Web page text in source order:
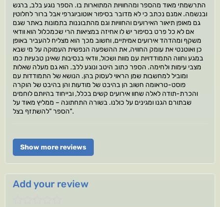
התרשמתי מאוד מהספר ומהחוויות המתוארות בו. הספר נוגע בלב, ברגש
ובנשמה. אמנם נכתב כי לא מדובר בסיפור אוטוביוגרפי אבל ברור לחלוטין
גם מאופן תיאור האירועים והחוויות וגם מהתבוננות בתמונות באתר שגם
אם לא כל פרט בסיפור יש לו אחיזה במציאות הרי שכמכלול הוא וודאי
משקף ומהדהד אירועים אמיתיים, וחשוב מכך הוא מצליח להעביר באופן
כן ואוטנטי את עומק החוויה, את ההשפעה הנפשית העמוקה על מי שבא
במגע וחווה התמודדויות עם מוות ושכול, וודאי בנסיבות שאינן טבעיות כמו
מצבי עימות ולחימה. הספר כתוב היטב ונוגע ללב. הוא גם מעלה שאלות
ומוביל למחשבות שמן הראוי לעסוק בהן. הנושא של התמודדות עם
פוסט-טראומה חשוב הן בהיבט של מודעות והן בהיבט של הוקרה
והכרת-תודה לאלה שחוו אירועים קשים בכלל, ובייחוד בהיותם לוחמים
שבתורם הגנו ומגינים על כולנו. בשורה התחתונה – ממליץ מאוד על
הספר "להשתזף בצל".
Show more reviews
Add your review